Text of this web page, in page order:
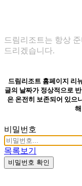
드림리조트는 항상
드리겠습니다.
드림리조트 홈페이지 리
글의 날짜가 정상적으로
은 온전히 보존되어 있으
비밀번호
목록보기
비밀번호 확인